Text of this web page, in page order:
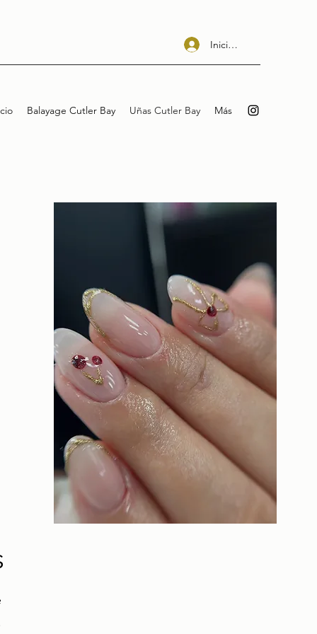
Iniciar sesión
Balayage Cutler Bay Uñas Cutler Bay Más